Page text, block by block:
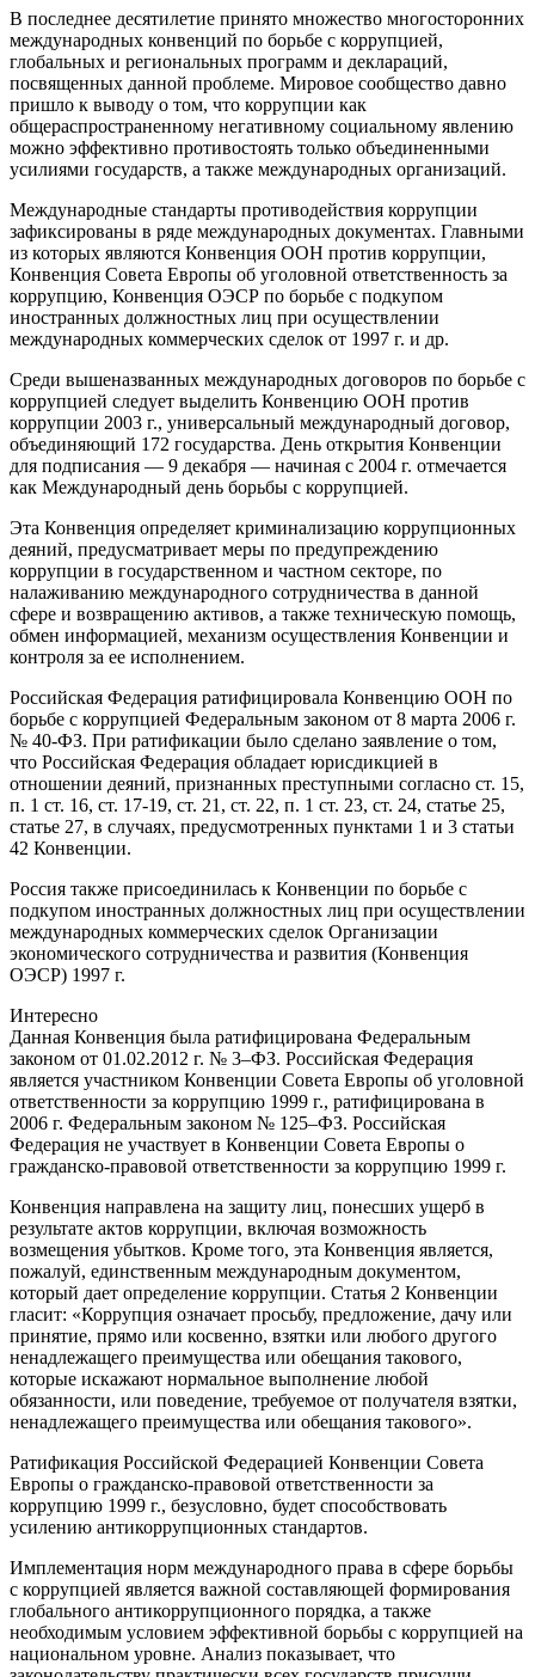
В последнее десятилетие принято множество многосторонних
международных конвенций по борьбе с коррупцией,
глобальных и региональных программ и деклараций,
посвященных данной проблеме. Мировое сообщество давно
пришло к выводу о том, что коррупции как
общераспространенному негативному социальному явлению
можно эффективно противостоять только объединенными
усилиями государств, а также международных организаций.
Международные стандарты противодействия коррупции
зафиксированы в ряде международных документах. Главными
из которых являются Конвенция ООН против коррупции,
Конвенция Совета Европы об уголовной ответственность за
коррупцию, Конвенция ОЭСР по борьбе с подкупом
иностранных должностных лиц при осуществлении
международных коммерческих сделок от 1997 г. и др.
Среди вышеназванных международных договоров по борьбе с
коррупцией следует выделить Конвенцию ООН против
коррупции 2003 г., универсальный международный договор,
объединяющий 172 государства. День открытия Конвенции
для подписания — 9 декабря — начиная с 2004 г. отмечается
как Международный день борьбы с коррупцией.
Эта Конвенция определяет криминализацию коррупционных
деяний, предусматривает меры по предупреждению
коррупции в государственном и частном секторе, по
налаживанию международного сотрудничества в данной
сфере и возвращению активов, а также техническую помощь,
обмен информацией, механизм осуществления Конвенции и
контроля за ее исполнением.
Российская Федерация ратифицировала Конвенцию ООН по
борьбе с коррупцией Федеральным законом от 8 марта 2006 г.
№ 40-ФЗ. При ратификации было сделано заявление о том,
что Российская Федерация обладает юрисдикцией в
отношении деяний, признанных преступными согласно ст. 15,
п. 1 ст. 16, ст. 17-19, ст. 21, ст. 22, п. 1 ст. 23, ст. 24, статье 25,
статье 27, в случаях, предусмотренных пунктами 1 и 3 статьи
42 Конвенции.
Россия также присоединилась к Конвенции по борьбе с
подкупом иностранных должностных лиц при осуществлении
международных коммерческих сделок Организации
экономического сотрудничества и развития (Конвенция
ОЭСР) 1997 г.
Интересно
Данная Конвенция была ратифицирована Федеральным
законом от 01.02.2012 г. № 3–ФЗ. Российская Федерация
является участником Конвенции Совета Европы об уголовной
ответственности за коррупцию 1999 г., ратифицирована в
2006 г. Федеральным законом № 125–ФЗ. Российская
Федерация не участвует в Конвенции Совета Европы о
гражданско-правовой ответственности за коррупцию 1999 г.
Конвенция направлена на защиту лиц, понесших ущерб в
результате актов коррупции, включая возможность
возмещения убытков. Кроме того, эта Конвенция является,
пожалуй, единственным международным документом,
который дает определение коррупции. Статья 2 Конвенции
гласит: «Коррупция означает просьбу, предложение, дачу или
принятие, прямо или косвенно, взятки или любого другого
ненадлежащего преимущества или обещания такового,
которые искажают нормальное выполнение любой
обязанности, или поведение, требуемое от получателя взятки,
ненадлежащего преимущества или обещания такового».
Ратификация Российской Федерацией Конвенции Совета
Европы о гражданско-правовой ответственности за
коррупцию 1999 г., безусловно, будет способствовать
усилению антикоррупционных стандартов.
Имплементация норм международного права в сфере борьбы
с коррупцией является важной составляющей формирования
глобального антикоррупционного порядка, а также
необходимым условием эффективной борьбы с коррупцией на
национальном уровне. Анализ показывает, что